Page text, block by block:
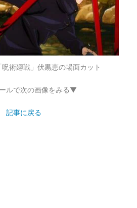
呪術廻戦」伏黒恵の場面カット
ルで次の画像をみる▼
記事に戻る